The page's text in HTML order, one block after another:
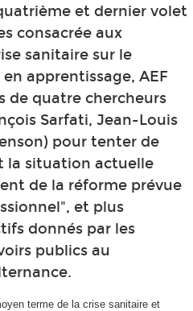
et dernier volet
consacrée aux
sanitaire sur le
apprentissage, AEF
de quatre chercheurs
Sarfati, Jean-Louis
pour tenter de
la situation actuelle
de la réforme prévue
et plus
donnés par les
publics au
terme de la crise sanitaire et